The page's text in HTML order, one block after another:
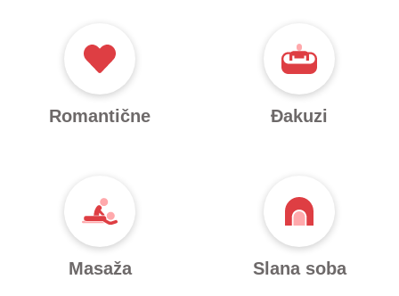
Romantične Đakuzi
Masaža Slana soba